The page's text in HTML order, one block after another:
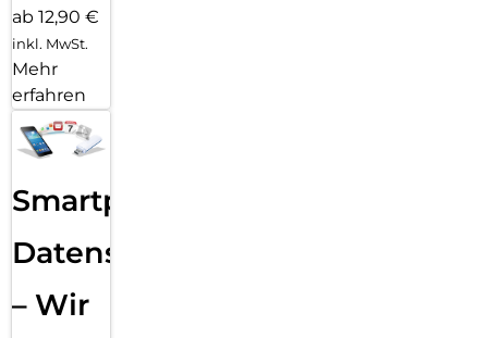
ab 12,90 €
inkl. MwSt.
Mehr
erfahren
Smartphone
Datensicherung
– Wir